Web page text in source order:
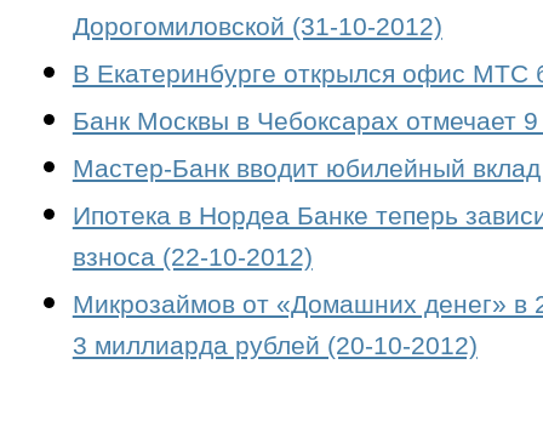
Дорогомиловской (31-10-2012)
В Екатеринбурге открылся офис МТС
Банк Москвы в Чебоксарах отмечает
Мастер-Банк вводит юбилейный
Ипотека в Нордеа Банке теперь
взноса (22-10-2012)
Микрозаймов от «Домашних денег» в
3 миллиарда рублей (20-10-2012)